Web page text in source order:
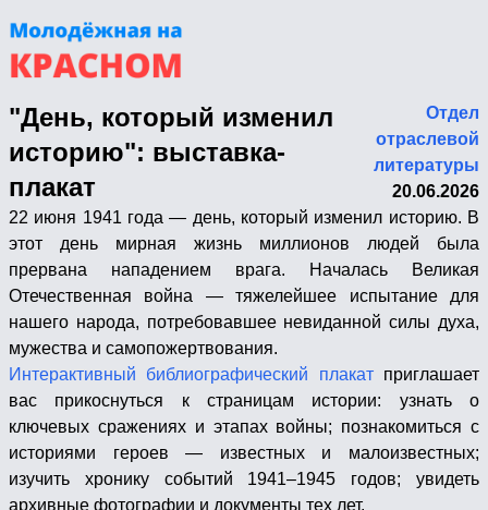
"День, который изменил
историю": выставка-
плакат
Отдел
отраслевой
литературы
20.06.2026
22 июня 1941 года — день, который изменил историю. В
этот день мирная жизнь миллионов людей была
прервана нападением врага. Началась Великая
Отечественная война — тяжелейшее испытание для
нашего народа, потребовавшее невиданной силы духа,
мужества и самопожертвования.
Интерактивный библиографический плакатприглашает
вас прикоснуться к страницам истории: узнать о
ключевых сражениях и этапах войны; познакомиться с
историями героев — известных и малоизвестных;
изучить хронику событий 1941–1945 годов; увидеть
архивные фотографии и документы тех лет.